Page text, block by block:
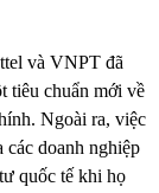
và VNPT đã
tiêu chuẩn mới về
Ngoài ra, việc
doanh nghiệp
quốc tế khi họ